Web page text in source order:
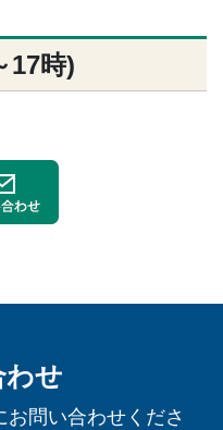
17時)
わせ
お問い合わせくださ